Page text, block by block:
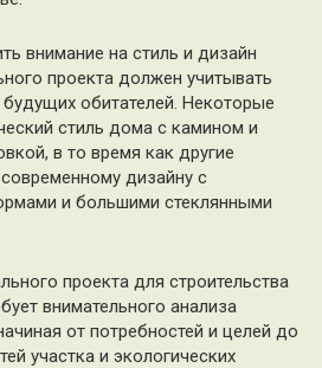
внимание на стиль и дизайн
проекта должен учитывать
обитателей. Некоторые
стиль дома с камином и
в то время как другие
дизайну с
и большими стеклянными
проекта для строительства
внимательного анализа
от потребностей и целей до
участка и экологических